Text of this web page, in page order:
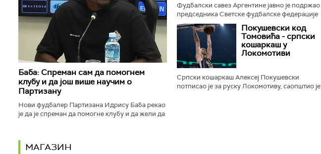
Баба: Спреман сам да помогнем
клубу и да још више научим о
Партизану
Нови фудбалер Партизана Идрису Баба рекао
је да је спреман да помогне клубу и да жели да
Фудбалски савез Аргентине јавно је подржао
председника Светске фудбалске федерације
Ђанија Инфантина који је на удару бројних
савеза, укључујући и целу...Покушевски код
Томовића - српски
кошаркаш у
Локомотиви
Српски кошаркаш Алексеј Покушевски
потписао је за руску Локомотиву, саопштио је
МАГАЗИН